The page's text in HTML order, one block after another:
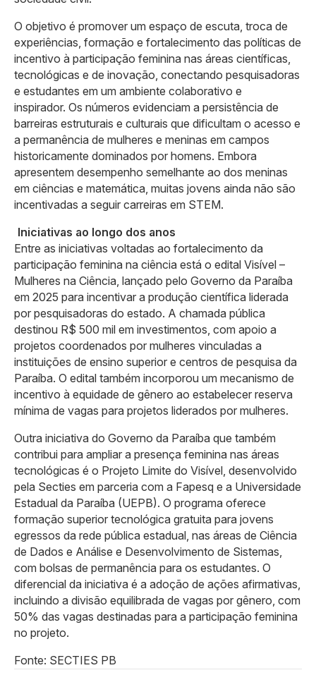
O objetivo é promover um espaço de escuta, troca de
experiências, formação e fortalecimento das políticas de
incentivo à participação feminina nas áreas científicas,
tecnológicas e de inovação, conectando pesquisadoras
e estudantes em um ambiente colaborativo e
inspirador. Os números evidenciam a persistência de
barreiras estruturais e culturais que dificultam o acesso e
a permanência de mulheres e meninas em campos
historicamente dominados por homens. Embora
apresentem desempenho semelhante ao dos meninas
em ciências e matemática, muitas jovens ainda não são
incentivadas a seguir carreiras em STEM.
Iniciativas ao longo dos anos
Entre as iniciativas voltadas ao fortalecimento da
participação feminina na ciência está o edital Visível –
Mulheres na Ciência, lançado pelo Governo da Paraíba
em 2025 para incentivar a produção científica liderada
por pesquisadoras do estado. A chamada pública
destinou R$ 500 mil em investimentos, com apoio a
projetos coordenados por mulheres vinculadas a
instituições de ensino superior e centros de pesquisa da
Paraíba. O edital também incorporou um mecanismo de
incentivo à equidade de gênero ao estabelecer reserva
mínima de vagas para projetos liderados por mulheres.
Outra iniciativa do Governo da Paraíba que também
contribui para ampliar a presença feminina nas áreas
tecnológicas é o Projeto Limite do Visível, desenvolvido
pela Secties em parceria com a Fapesq e a Universidade
Estadual da Paraíba (UEPB). O programa oferece
formação superior tecnológica gratuita para jovens
egressos da rede pública estadual, nas áreas de Ciência
de Dados e Análise e Desenvolvimento de Sistemas,
com bolsas de permanência para os estudantes. O
diferencial da iniciativa é a adoção de ações afirmativas,
incluindo a divisão equilibrada de vagas por gênero, com
50% das vagas destinadas para a participação feminina
no projeto.
Fonte: SECTIES PB